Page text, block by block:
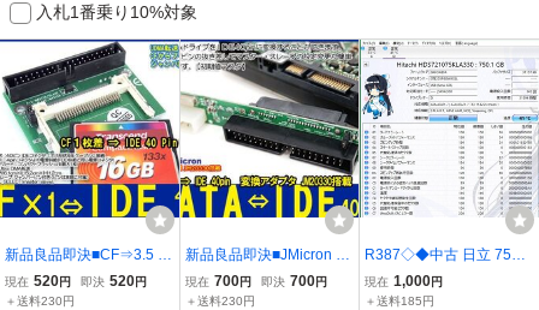
入札1番乗り10%対象
新品良品即決■CF⇒3.5 H
DD IDE 40pin(オス) 変換
アダプタ UDMA転送
現在 520円 即決 520円
＋送料230円
新品良品即決■JMicron J
M20330 SATA→IDE40pin
BMB neon R2、UGA-0
現在 700円 即決 700円
＋送料230円
R387◇◆中古 日立 750G
B SATA HDS721075KLA
330 3.5 HDD
現在 1,000円
＋送料185円